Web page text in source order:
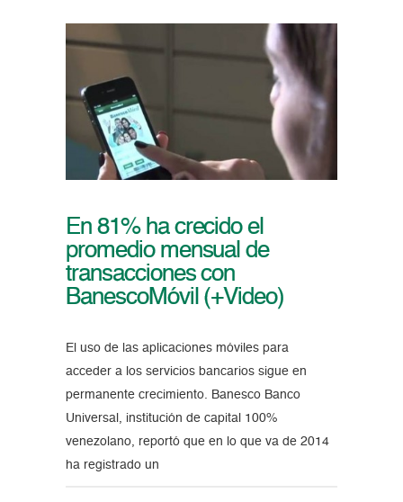
En 81% ha crecido el
promedio mensual de
transacciones con
BanescoMóvil (+Video)
El uso de las aplicaciones móviles para
acceder a los servicios bancarios sigue en
permanente crecimiento. Banesco Banco
Universal, institución de capital 100%
venezolano, reportó que en lo que va de 2014
ha registrado un